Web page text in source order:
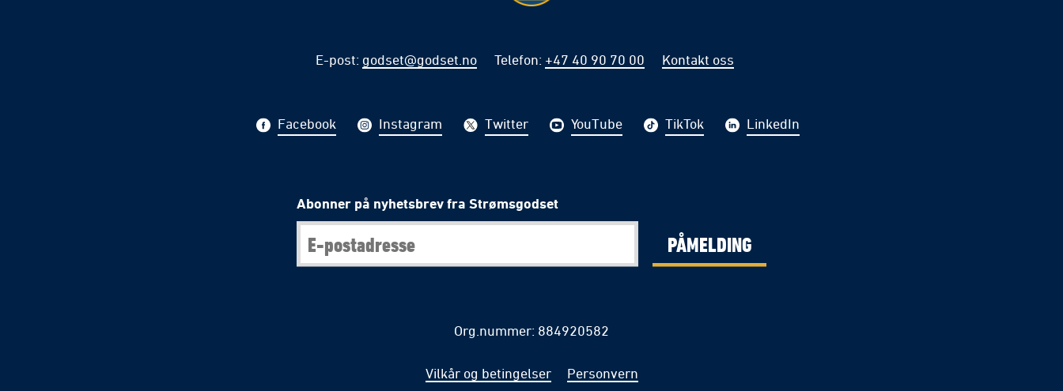
E-post: godset@godset.no Telefon: +47 40 90 70 00 Kontakt oss
Facebook Instagram Twitter YouTube TikTok LinkedIn
Abonner på nyhetsbrev fra Strømsgodset
PÅMELDING
Org.nummer: 884920582
Vilkår og betingelser Personvern